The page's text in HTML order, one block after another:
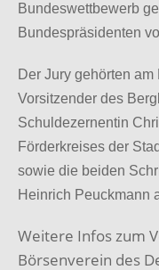
Bundeswettbewerb
Bundespräsidenten
Der Jury gehörten
Vorsitzender des
Schuldezernentin
Förderkreises der
sowie die beiden
Heinrich Peuckmann
Weitere Infos zum
Börsenverein des